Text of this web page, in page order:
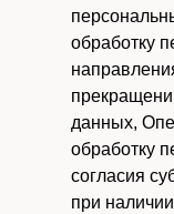
обработку
данных,
обработку
согласия
при